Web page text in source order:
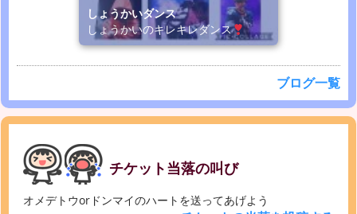
しょうかいダンス
しょうかいのキレキレダンス
ブログ一覧
チケット当落の叫び
オメデトウorドンマイのハートを送ってあげよう